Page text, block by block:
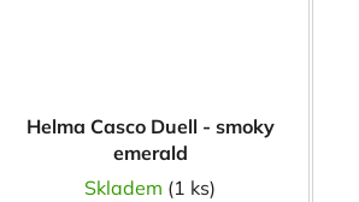
Helma Casco Duell - smoky
emerald
Skladem (1 ks)